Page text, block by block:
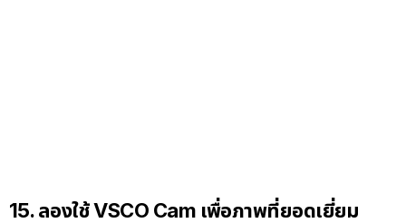
15. ลองใช้ VSCO Cam เพื่อภาพที่ยอดเยี่ยม